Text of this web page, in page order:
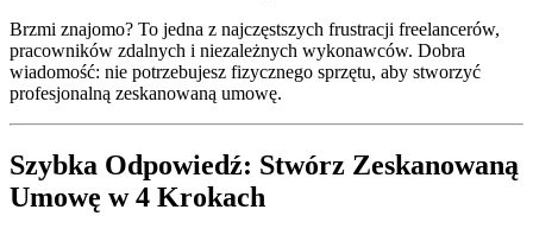
Brzmi znajomo? To jedna z najczęstszych frustracji freelancerów,
pracowników zdalnych i niezależnych wykonawców. Dobra
wiadomość: nie potrzebujesz fizycznego sprzętu, aby stworzyć
profesjonalną zeskanowaną umowę.
Szybka Odpowiedź: Stwórz Zeskanowaną
Umowę w 4 Krokach